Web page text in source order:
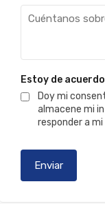
Estoy de
Doy mi
almacene mi
responder a